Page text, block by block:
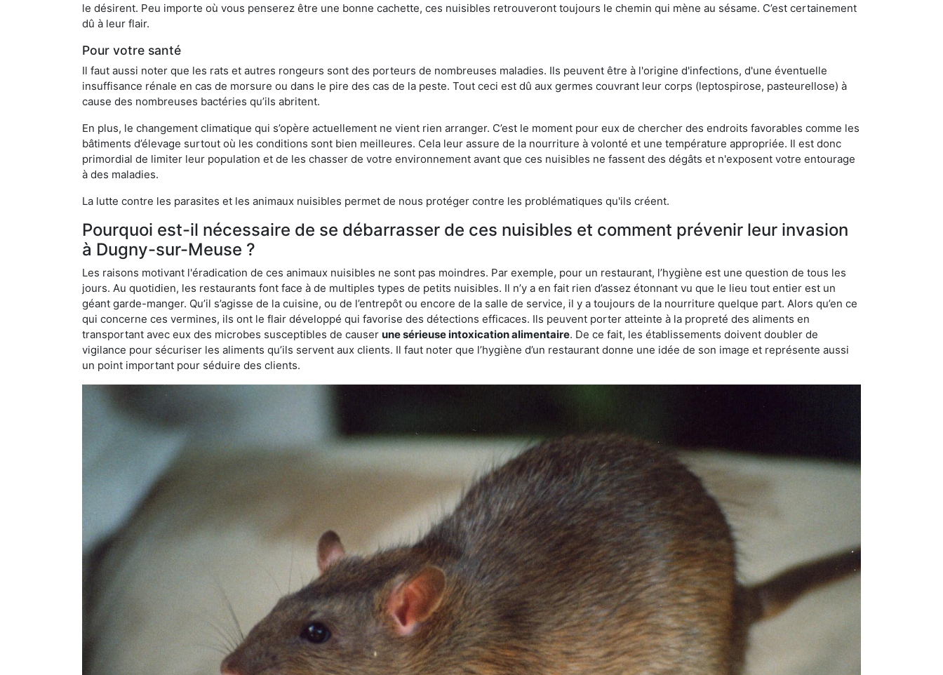
le désirent. Peu importe où vous penserez être une bonne cachette, ces nuisibles retrouveront toujours le chemin qui mène au sésame. C’est certainement
dû à leur flair.
Pour votre santé
Il faut aussi noter que les rats et autres rongeurs sont des porteurs de nombreuses maladies. Ils peuvent être à l'origine d'infections, d'une éventuelle
insuffisance rénale en cas de morsure ou dans le pire des cas de la peste. Tout ceci est dû aux germes couvrant leur corps (leptospirose, pasteurellose) à
cause des nombreuses bactéries qu’ils abritent.
En plus, le changement climatique qui s’opère actuellement ne vient rien arranger. C’est le moment pour eux de chercher des endroits favorables comme les
bâtiments d’élevage surtout où les conditions sont bien meilleures. Cela leur assure de la nourriture à volonté et une température appropriée. Il est donc
primordial de limiter leur population et de les chasser de votre environnement avant que ces nuisibles ne fassent des dégâts et n'exposent votre entourage
à des maladies.
La lutte contre les parasites et les animaux nuisibles permet de nous protéger contre les problématiques qu'ils créent.
Pourquoi est-il nécessaire de se débarrasser de ces nuisibles et comment prévenir leur invasion
à Dugny-sur-Meuse ?
Les raisons motivant l'éradication de ces animaux nuisibles ne sont pas moindres. Par exemple, pour un restaurant, l’hygiène est une question de tous les
jours. Au quotidien, les restaurants font face à de multiples types de petits nuisibles. Il n’y a en fait rien d’assez étonnant vu que le lieu tout entier est un
géant garde-manger. Qu’il s’agisse de la cuisine, ou de l’entrepôt ou encore de la salle de service, il y a toujours de la nourriture quelque part. Alors qu’en ce
qui concerne ces vermines, ils ont le flair développé qui favorise des détections efficaces. Ils peuvent porter atteinte à la propreté des aliments en
transportant avec eux des microbes susceptibles de causer une sérieuse intoxication alimentaire. De ce fait, les établissements doivent doubler de
vigilance pour sécuriser les aliments qu’ils servent aux clients. Il faut noter que l’hygiène d’un restaurant donne une idée de son image et représente aussi
un point important pour séduire des clients.